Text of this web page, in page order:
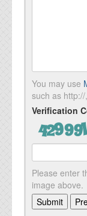
You may use
such as
Verification
Please enter
image above.